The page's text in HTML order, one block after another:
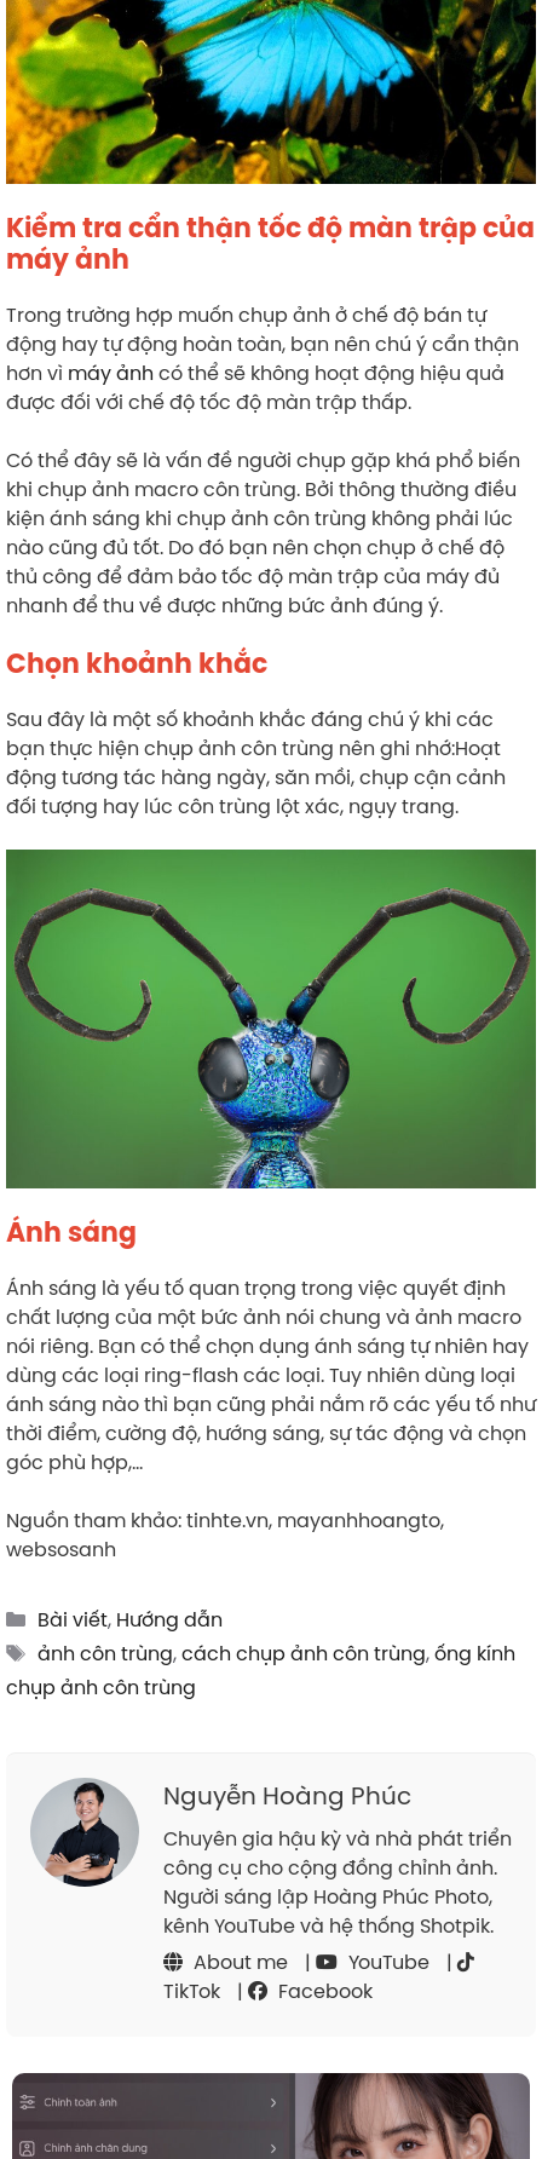
Kiểm tra cẩn thận tốc độ màn trập của
máy ảnh
Trong trường hợp muốn chụp ảnh ở chế độ bán tự
động hay tự động hoàn toàn, bạn nên chú ý cẩn thận
hơn vì máy ảnh có thể sẽ không hoạt động hiệu quả
được đối với chế độ tốc độ màn trập thấp.
Có thể đây sẽ là vấn đề người chụp gặp khá phổ biến
khi chụp ảnh macro côn trùng. Bởi thông thường điều
kiện ánh sáng khi chụp ảnh côn trùng không phải lúc
nào cũng đủ tốt. Do đó bạn nên chọn chụp ở chế độ
thủ công để đảm bảo tốc độ màn trập của máy đủ
nhanh để thu về được những bức ảnh đúng ý.
Chọn khoảnh khắc
Sau đây là một số khoảnh khắc đáng chú ý khi các
bạn thực hiện chụp ảnh côn trùng nên ghi nhớ:Hoạt
động tương tác hàng ngày, săn mồi, chụp cận cảnh
đối tượng hay lúc côn trùng lột xác, ngụy trang.
Ánh sáng
Ánh sáng là yếu tố quan trọng trong việc quyết định
chất lượng của một bức ảnh nói chung và ảnh macro
nói riêng. Bạn có thể chọn dụng ánh sáng tự nhiên hay
dùng các loại ring-flash các loại. Tuy nhiên dùng loại
ánh sáng nào thì bạn cũng phải nắm rõ các yếu tố như
thời điểm, cường độ, hướng sáng, sự tác động và chọn
góc phù hợp,…
Nguồn tham khảo: tinhte.vn, mayanhhoangto,
websosanh
Categories
Bài viết, Hướng dẫn
Tags
ảnh côn trùng,cách chụp ảnh côn trùng,ống kính
chụp ảnh côn trùng
Nguyễn Hoàng Phúc
Chuyên gia hậu kỳ và nhà phát triển
công cụ cho cộng đồng chỉnh ảnh.
Người sáng lập Hoàng Phúc Photo,
kênh YouTube và hệ thống Shotpik.
About me
| YouTube
|
TikTok
| Facebook